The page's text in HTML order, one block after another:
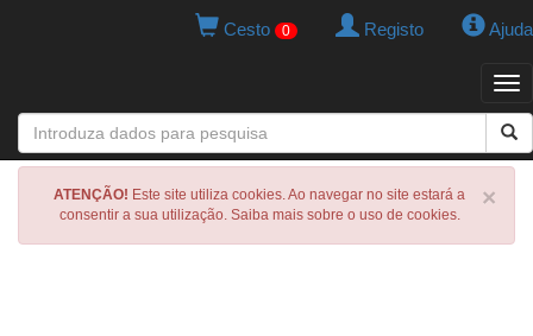
Cesto 0 Registo Ajuda
×
ATENÇÃO! Este site utiliza cookies. Ao navegar no site estará a
consentir a sua utilização. Saiba mais sobre o uso de cookies.